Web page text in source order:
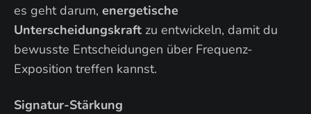
es geht darum, energetische
Unterscheidungskraft zu entwickeln, damit du
bewusste Entscheidungen über Frequenz-
Exposition treffen kannst.
Signatur-Stärkung